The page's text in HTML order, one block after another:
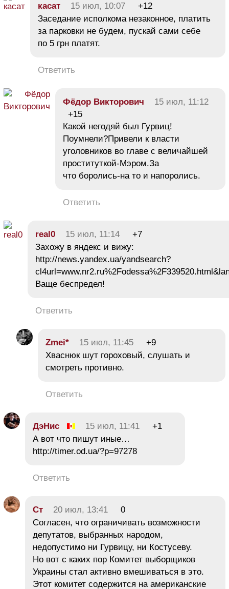
касат 15 июл, 10:07
+12
Заседание исполкома незаконное, платить
за парковки не будем, пускай сами себе
по 5 грн платят.
Ответить
Фёдор Викторович
15 июл, 11:12
+15
Какой негодяй был Гурвиц!
Поумнели?Привели к власти
уголовников во главе с величайшей
проституткой-Мэром.За
что боролись-на то и напоролись.
Ответить
real0 15 июл, 11:14
+7
Захожу в яндекс и вижу:
http://news.yandex.ua/yandsearch?
Ваще беспредел!
Ответить
Zmei* 15 июл, 11:45
+9
Хваснюк шут гороховый, слушать и
смотреть противно.
Ответить
ДэНис 15 июл, 11:41
+1
А вот что пишут иные…
http://timer.od.ua/?p=97278
Ответить
Ст 20 июл, 13:41
0
Согласен, что ограничивать возможности
депутатов, выбранных народом,
недопустимо ни Гурвицу, ни Костусеву.
Но вот с каких пор Комитет выборщиков
Украины стал активно вмешиваться в это.
Этот комитет содержится на американские